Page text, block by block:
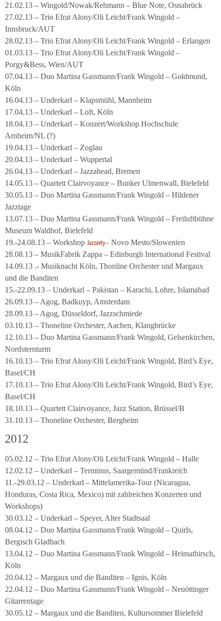
21.02.13 – Wingold/Nowak/Rehmann – Blue Note, Osnabrück
27.02.13 – Trio Efrat Alony/Oli Leicht/Frank Wingold –
Innsbruck/AUT
28.02.13 – Trio Efrat Alony/Oli Leicht/Frank Wingold – Erlangen
01.03.13 – Trio Efrat Alony/Oli Leicht/Frank Wingold –
Porgy&Bess, Wien/AUT
07.04.13 – Duo Martina Gassmann/Frank Wingold – Goldmund,
Köln
16.04.13 – Underkarl – Klapsmühl, Mannheim
17.04.13 – Underkarl – Loft, Köln
18.04.13 – Underkarl – Konzert/Workshop Hochschule
Arnheim/NL (?)
19.04.13 – Underkarl – Zoglau
20.04.13 – Underkarl – Wuppertal
26.04.13 – Underkarl – Jazzahead, Bremen
14.05.13 – Quartett Clairvoyance – Bunker Ulmenwall, Bielefeld
30.05.13 – Duo Martina Gassmann/Frank Wingold – Hildener
Jazztage
13.07.13 – Duo Martina Gassmann/Frank Wingold – Freiluftbühne
Museum Waldhof, Bielefeld
19.-24.08.13 – Workshop Jazzinity– Novo Mesto/Slowenien
28.08.13 – MusikFabrik Zappa – Edinburgh International Festival
14.09.13 .- Musiknacht Köln, Thonline Orchester und Margaux
und die Banditen
15.-22.09.13 – Underkarl – Pakistan – Karachi, Lohre, Islamabad
26.09.13 – Agog, Badkuyp, Amsterdam
28.09.13 – Agog, Düsseldorf, Jazzschmiede
03.10.13 – Thoneline Orchester, Aachen, Klangbrücke
12.10.13 – Duo Martina Gassmann/Frank Wingold, Gelsenkirchen,
Nordsternturm
16.10.13 – Trio Efrat Alony/Oli Leicht/Frank Wingold, Bird’s Eye,
Basel/CH
17.10.13 – Trio Efrat Alony/Oli Leicht/Frank Wingold, Bird’s Eye,
Basel/CH
18.10.13 – Quartett Clairvoyance, Jazz Station, Brüssel/B
31.10.13 – Thoneline Orchester, Bergheim
2012
05.02.12 – Trio Efrat Alony/Oli Leicht/Frank Wingold – Halle
12.02.12 – Underkarl – Terminus, Saargemünd/Frankreich
11.-29.03.12 – Underkarl – Mittelamerika-Tour (Nicaragua,
Honduras, Costa Rica, Mexico) mit zahlreichen Konzerten und
Workshops)
30.03.12 – Underkarl – Speyer, Alter Stadtsaal
08.04.12 – Duo Martina Gassmann/Frank Wingold – Quirls,
Bergisch Gladbach
13.04.12 – Duo Martina Gassmann/Frank Wingold – Heimathirsch,
Köln
20.04.12 – Margaux und die Banditen – Ignis, Köln
22.04.12 – Duo Martina Gassmann/Frank Wingold – Neuöttinger
Gitarrentage
30.05.12 – Margaux und die Banditen, Kultursommer Bielefeld